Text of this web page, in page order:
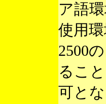
ア語
使用
2500
るこ
可と